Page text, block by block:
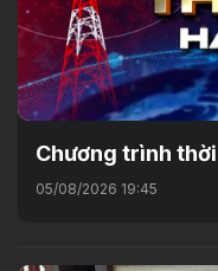
Chương trình
05/08/2026 19:45